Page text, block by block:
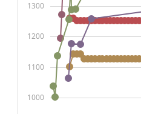
1000
1100
1200
1300